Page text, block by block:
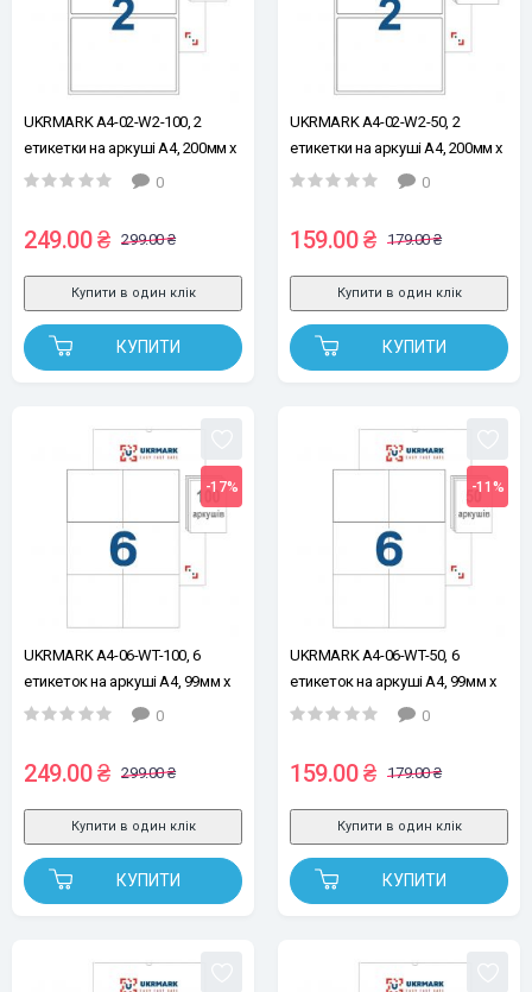
UKRMARK A4-02-W2-100, 2
етикетки на аркуші А4, 200мм х
140мм, уп.100 арк, універсальні
0
249.00 ₴ 299.00 ₴
КУПИТИ
Купити в один клік
UKRMARK A4-02-W2-50, 2
етикетки на аркуші А4, 200мм х
140мм, уп.50 арк., універсальні
0
159.00 ₴ 179.00 ₴
КУПИТИ
Купити в один клік
-17%
UKRMARK A4-06-WT-100, 6
етикеток на аркуші А4, 99мм х
105 мм, уп.100арк, етикетки
0
249.00 ₴ 299.00 ₴
КУПИТИ
Купити в один клік
-11%
UKRMARK A4-06-WT-50, 6
етикеток на аркуші А4, 99мм х
105 мм, уп.50арк, етикетки
0
159.00 ₴ 179.00 ₴
КУПИТИ
Купити в один клік